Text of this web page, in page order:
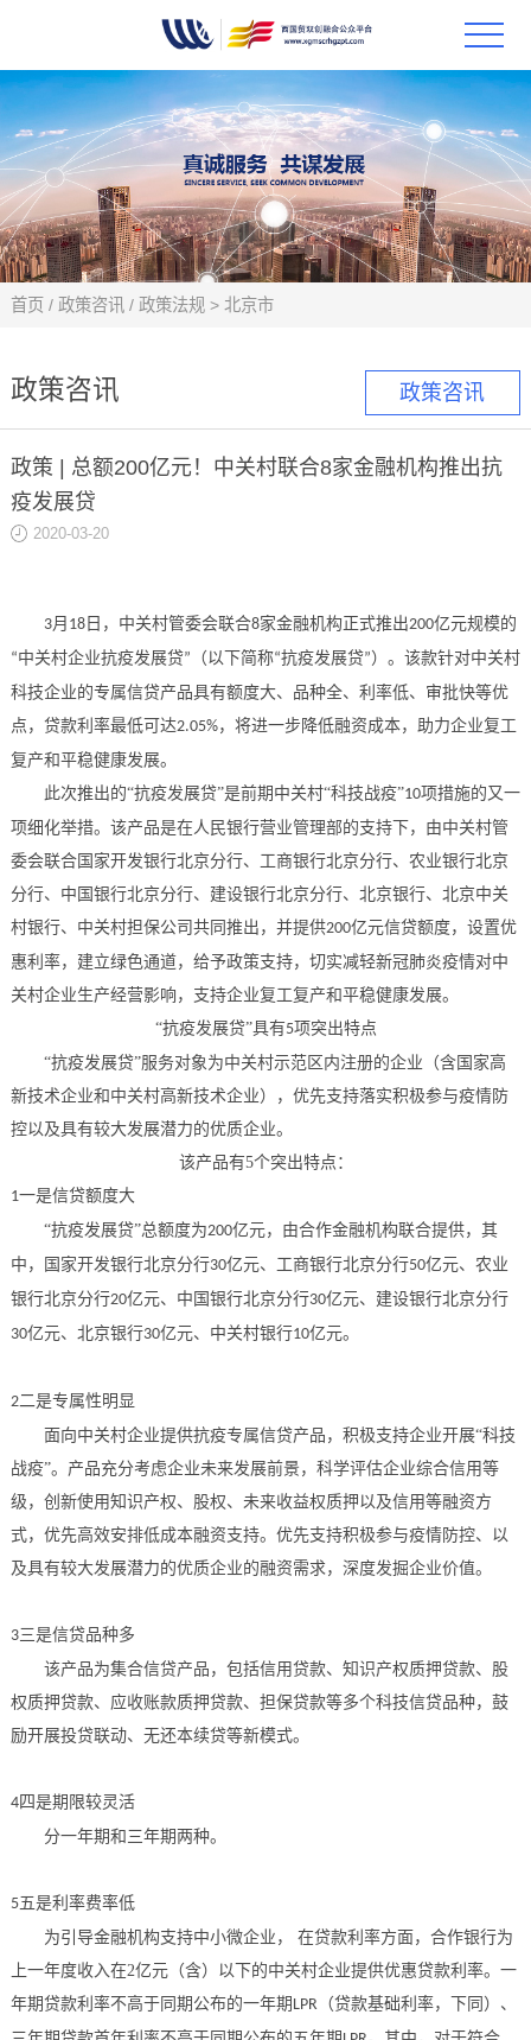
首页
政策
科技
合作
创新
政策咨讯
首页 / 政策咨讯 / 政策法规> 北京市
政策咨讯
政策 | 总额200亿元！中关村联合8家金融机构推出抗
疫发展贷
2020-03-20
3月 18日，中关村管委会联合8家金融机构正式推出200亿元规模的
“中关村企业抗疫发展贷” （以下简称“抗疫发展贷”）。该款针对中关村
科技企业的专属信贷产品具有额度大、品种全、利率低、审批快等优
点，贷款利率最低可达2.05%，将进一步降低融资成本，助力企业复工
复产和平稳健康发展。
此次推出的“抗疫发展贷”是前期中关村“科技战疫”10项措施的又一
项细化举措。该产品是在人民银行营业管理部的支持下，由中关村管
委会联合国家开发银行北京分行、工商银行北京分行、农业银行北京
分行、中国银行北京分行、建设银行北京分行、北京银行、北京中关
村银行、中关村担保公司共同推出，并提供200亿元信贷额度，设置优
惠利率，建立绿色通道，给予政策支持，切实减轻新冠肺炎疫情对中
关村企业生产经营影响，支持企业复工复产和平稳健康发展。
“抗疫发展贷”具有5项突出特点
“抗疫发展贷”服务对象为中关村示范区内注册的企业（含国家高
新技术企业和中关村高新技术企业），优先支持落实积极参与疫情防
控以及具有较大发展潜力的优质企业。
该产品有5个突出特点：
1一是信贷额度大
“抗疫发展贷”总额度为200亿元，由合作金融机构联合提供，其
中，国家开发银行北京分行30亿元、工商银行北京分行50亿元、农业
银行北京分行20亿元、中国银行北京分行30亿元、建设银行北京分行
30亿元、北京银行30亿元、中关村银行10亿元。
2二是专属性明显
面向中关村企业提供抗疫专属信贷产品，积极支持企业开展“科技
战疫”。产品充分考虑企业未来发展前景，科学评估企业综合信用等
级，创新使用知识产权、股权、未来收益权质押以及信用等融资方
式，优先高效安排低成本融资支持。优先支持积极参与疫情防控、以
及具有较大发展潜力的优质企业的融资需求，深度发掘企业价值。
3三是信贷品种多
该产品为集合信贷产品，包括信用贷款、知识产权质押贷款、股
权质押贷款、应收账款质押贷款、担保贷款等多个科技信贷品种，鼓
励开展投贷联动、无还本续贷等新模式。
4四是期限较灵活
分一年期和三年期两种。
5五是利率费率低
为引导金融机构支持中小微企业，
在贷款利率方面，合作银行为
上一年度收入在2亿元（含）以下的中关村企业提供优惠贷款利率。一
年期贷款利率不高于同期公布的一年期 LPR （贷款基础利率，下同）、